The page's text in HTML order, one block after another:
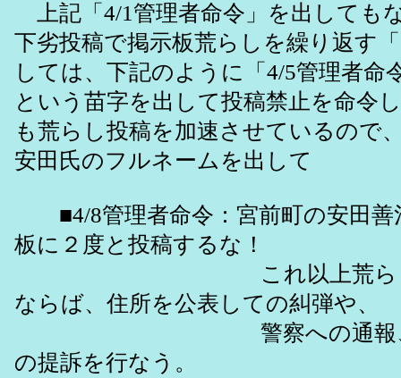
上記「4/1管理者命令」を出しても
下劣投稿で掲示板荒らしを繰り返す
しては、下記のように「4/5管理者命
という苗字を出して投稿禁止を命令
も荒らし投稿を加速させているので
安田氏のフルネームを出して
■4/8管理者命令：宮前町の安田善
板に２度と投稿するな！
これ以上荒らし投
ならば、住所を公表しての糾弾や、
警察への通報、民事
の提訴を行なう。